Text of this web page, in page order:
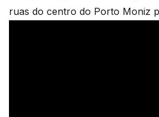
ruas do centro do Porto Moniz